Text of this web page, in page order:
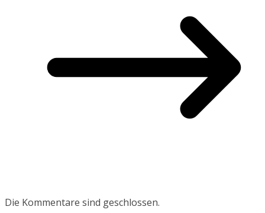
Die Kommentare sind geschlossen.